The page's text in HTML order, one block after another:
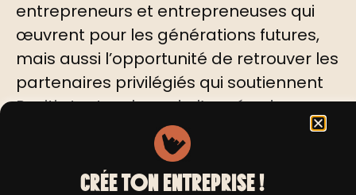
entrepreneurs et entrepreneuses qui
œuvrent pour les générations futures,
mais aussi l’opportunité de retrouver les
partenaires privilégiés qui soutiennent
Positiv tout au long de l’année, dans une
ambiance festive et conviviale.
Ambassadeurs, dirigeants d’entreprises
et d’ONG, partenaires, acteurs de
CRÉE TON ENTREPRISE !